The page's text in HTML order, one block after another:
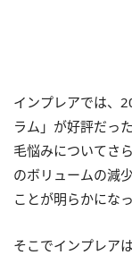
インプレアでは、
ラム」が好評だっ
毛悩みについてさ
のボリュームの減
ことが明らかにな
そこでインプレア